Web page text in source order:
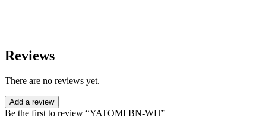
Reviews
There are no reviews yet.
Add a review
Be the first to review “YATOMI BN-WH”